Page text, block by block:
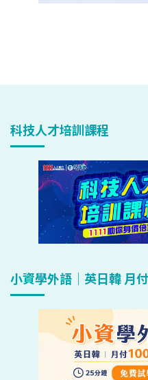
科技人才培訓課程
小資學外語｜英日韓 月